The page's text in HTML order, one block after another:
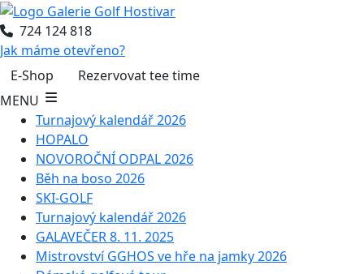
724 124 818
Jak máme otevřeno?
E-Shop
Rezervovat tee time
MENU
Turnajový kalendář 2026
HOPALO
NOVOROČNÍ ODPAL 2026
Běh na boso 2026
SKI-GOLF
Turnajový kalendář 2026
GALAVEČER 8. 11. 2025
Mistrovství GGHOS ve hře na jamky 2026